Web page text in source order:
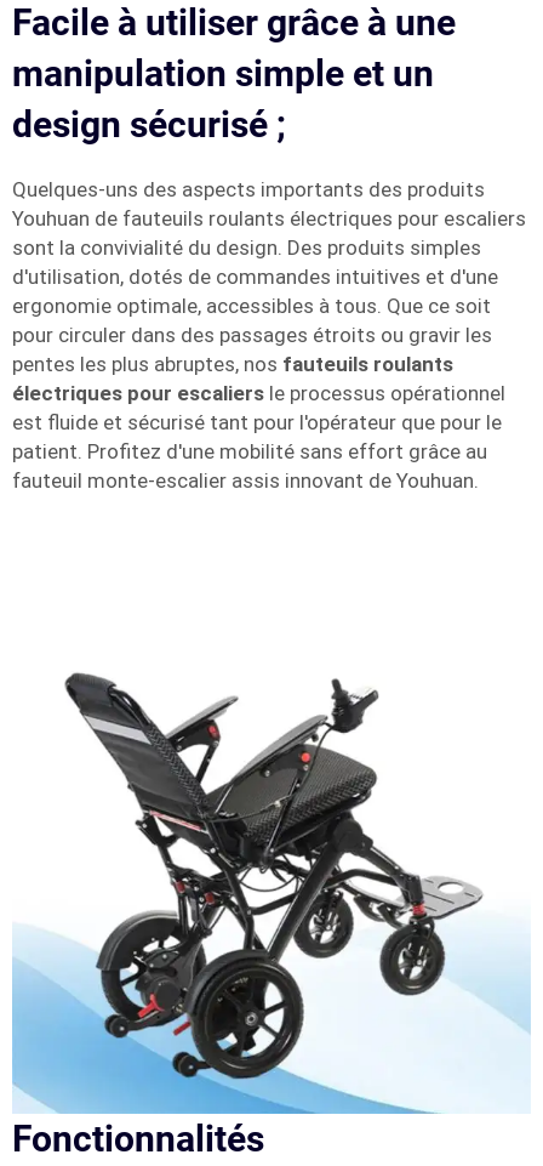
Facile à utiliser grâce à une
manipulation simple et un
design sécurisé ;
Quelques-uns des aspects importants des produits
Youhuan de fauteuils roulants électriques pour escaliers
sont la convivialité du design. Des produits simples
d'utilisation, dotés de commandes intuitives et d'une
ergonomie optimale, accessibles à tous. Que ce soit
pour circuler dans des passages étroits ou gravir les
pentes les plus abruptes, nos fauteuils roulants
électriques pour escaliers le processus opérationnel
est fluide et sécurisé tant pour l'opérateur que pour le
patient. Profitez d'une mobilité sans effort grâce au
fauteuil monte-escalier assis innovant de Youhuan.
Fonctionnalités